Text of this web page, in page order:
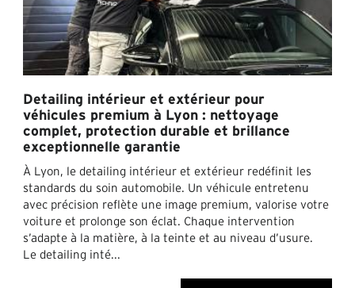
Detailing intérieur et extérieur pour
véhicules premium à Lyon : nettoyage
complet, protection durable et brillance
exceptionnelle garantie
À Lyon, le detailing intérieur et extérieur redéfinit les
standards du soin automobile. Un véhicule entretenu
avec précision reflète une image premium, valorise votre
voiture et prolonge son éclat. Chaque intervention
s’adapte à la matière, à la teinte et au niveau d’usure.
Le detailing inté...